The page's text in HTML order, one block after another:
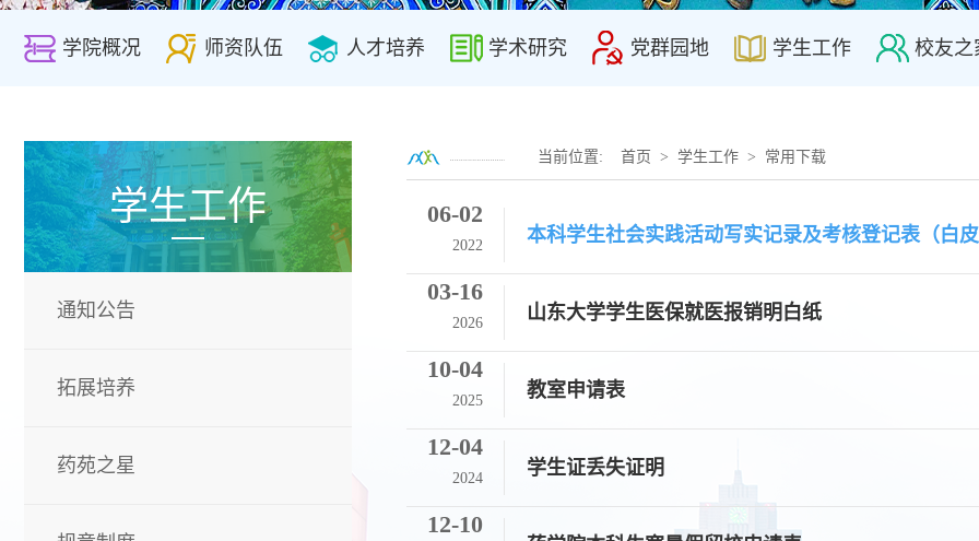
学院概况 师资队伍 人才培养 学术研究 党群园地 学生工作 校友之
学生工作
通知公告
拓展培养
药苑之星
当前位置: 首页 > 学生工作 > 常用下载
06-02
2022 本科学生社会实践活动写实记录及考核登记表（白
03-16
2026 山东大学学生医保就医报销明白纸
10-04
2025 教室申请表
12-04
2024 学生证丢失证明
12-10